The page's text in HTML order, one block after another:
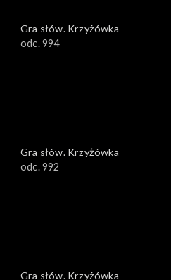
Gra słów. Krzyżówka
odc. 994
Gra słów. Krzyżówka
odc. 992
Gra słów. Krzyżówka